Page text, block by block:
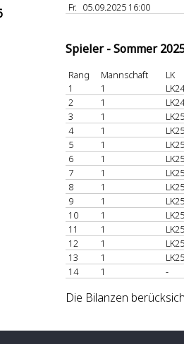
Fr. 05.09.2025 16:00
Spieler - Sommer
Rang Mannschaft
LK
1
1
2
1
3
1
4
1
5
1
6
1
7
1
8
1
9
1
10
1
11
1
12
1
13
1
14
1 -
Die Bilanzen